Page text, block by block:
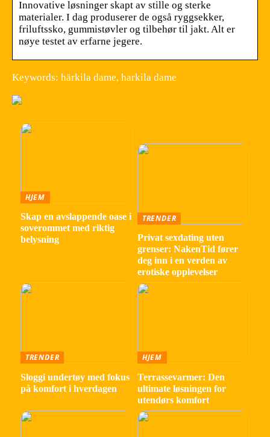
Innovative løsninger skapt av stille og sterke
materialer. I dag produserer de også ryggsekker,
friluftssko, gummistøvler og tilbehør til jakt. Alt er
nøye testet av erfarne jegere.
Keywords: härkila dame, harkila dame
HJEM
Skap en avslappende oase i
soverommet med riktig
belysning
TRENDER
Privat sexdating uten
grenser: NakenTid fører
deg inn i en verden av
erotiske opplevelser
TRENDER
Sloggi undertøy med fokus
på komfort i hverdagen
HJEM
Terrassevarmer: Den
ultimate løsningen for
utendørs komfort